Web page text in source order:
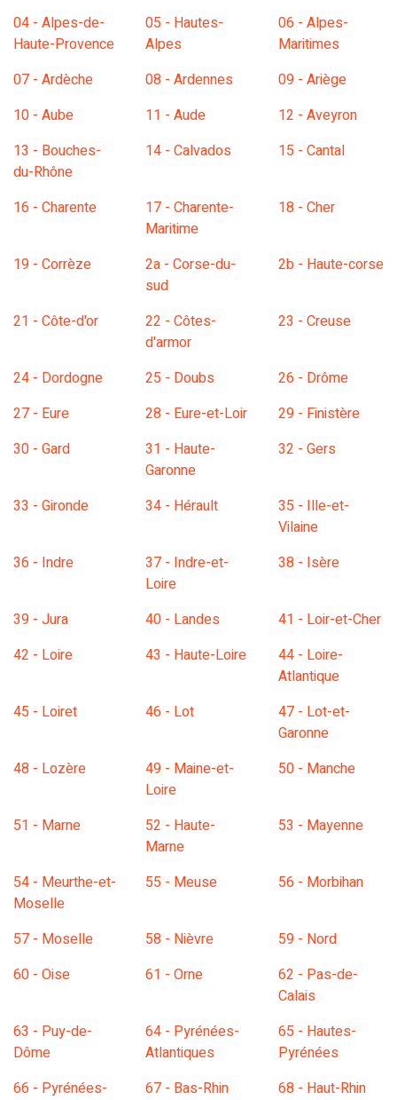
04 - Alpes-de-
Haute-Provence
05 - Hautes-
Alpes
06 - Alpes-
Maritimes
07 - Ardèche
08 - Ardennes
09 - Ariège
10 - Aube
11 - Aude
12 - Aveyron
13 - Bouches-
du-Rhône
14 - Calvados 15 - Cantal
16 - Charente
17 - Charente-
Maritime
18 - Cher
19 - Corrèze
2a - Corse-du-
sud
2b - Haute-corse
21 - Côte-d'or
22 - Côtes-
d'armor
23 - Creuse
24 - Dordogne 25 - Doubs
26 - Drôme
27 - Eure
28 - Eure-et-Loir
29 - Finistère
30 - Gard
31 - Haute-
Garonne
32 - Gers
33 - Gironde 34 - Hérault
35 - Ille-et-
Vilaine
36 - Indre
37 - Indre-et-
Loire
38 - Isère
39 - Jura 40 - Landes
41 - Loir-et-Cher
42 - Loire
43 - Haute-Loire
44 - Loire-
Atlantique
45 - Loiret
46 - Lot
47 - Lot-et-
Garonne
48 - Lozère
49 - Maine-et-
Loire
50 - Manche
51 - Marne
52 - Haute-
Marne
53 - Mayenne
54 - Meurthe-et-
Moselle
55 - Meuse 56 - Morbihan
57 - Moselle 58 - Nièvre
59 - Nord
60 - Oise
61 - Orne
62 - Pas-de-
Calais
63 - Puy-de-
Dôme
64 - Pyrénées-
Atlantiques
65 - Hautes-
Pyrénées
66 - Pyrénées-
67 - Bas-Rhin 68 - Haut-Rhin